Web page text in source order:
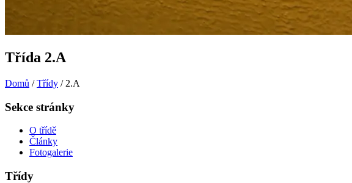
Třída 2.A
Domů / Třídy / 2.A
Sekce stránky
O třídě
Články
Fotogalerie
Třídy